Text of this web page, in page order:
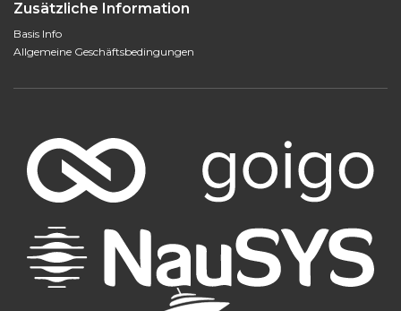
Zusätzliche Information
Basis Info
Allgemeine Geschäftsbedingungen